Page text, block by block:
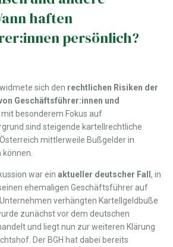
haften
persönlich?
widmete sich den rechtlichen Risiken der
Geschäftsführer:innen und
mit besonderem Fokus auf
sind steigende kartellrechtliche
mittlerweile Bußgelder in
war ein aktueller deutscher Fall , in
ehemaligen Geschäftsführer auf
verhängten Kartellgeldbuße
zunächst vor dem deutschen
und liegt nun zur weiteren Klärung
Der BGH hat dabei bereits